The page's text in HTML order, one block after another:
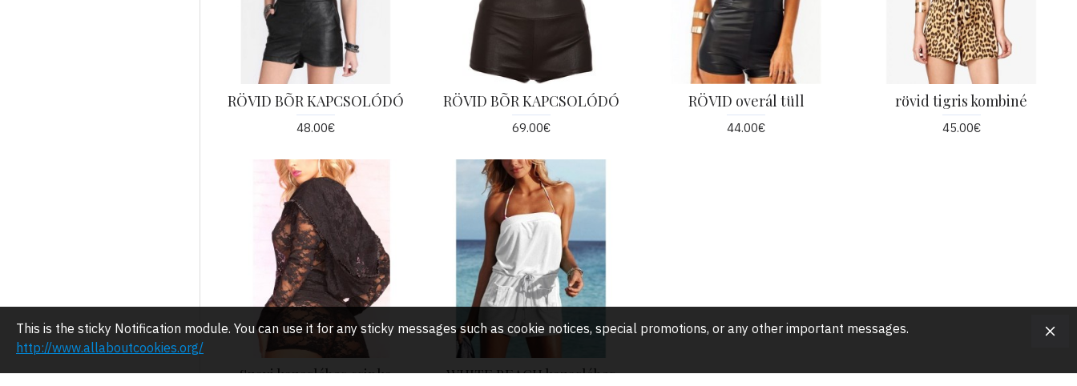
RÖVID BÕR KAPCSOLÓDÓ
48.00€
RÖVID BÕR KAPCSOLÓDÓ
69.00€
RÖVID overál tüll
44.00€
rövid tigris kombiné
45.00€
Szexi kezeslábas csipke WHITE BEACH kezeslábas
This is the sticky Notification module. You can use it for any sticky messages such as cookie notices, special promotions, or any other important messages.
http://www.allaboutcookies.org/